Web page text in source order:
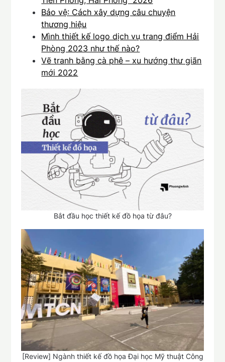
Bảo vệ: Cách xây dựng câu chuyện
thương hiệu
Mình thiết kế logo dịch vụ trang điểm Hải
Phòng 2023 như thế nào?
Vẽ tranh bằng cà phê – xu hướng thư giãn
mới 2022
Bắt đầu học thiết kế đồ họa từ đâu?
[Review] Ngành thiết kế đồ họa Đại học Mỹ thuật Công